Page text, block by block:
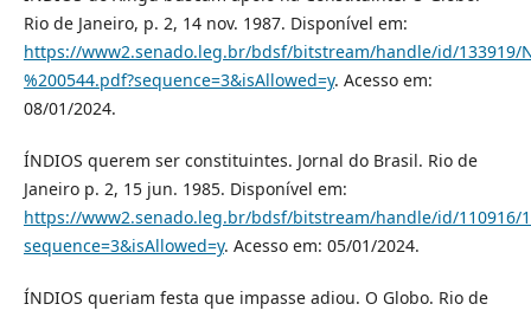
Rio de Janeiro, p. 2, 14 nov. 1987. Disponível em:
https://www2.senado.leg.br/bdsf/bitstream/handle/id/133919/
%200544.pdf?sequence=3&isAllowed=y. Acesso em:
08/01/2024.
ÍNDIOS querem ser constituintes. Jornal do Brasil. Rio de
Janeiro p. 2, 15 jun. 1985. Disponível em:
https://www2.senado.leg.br/bdsf/bitstream/handle/id/110916/
sequence=3&isAllowed=y. Acesso em: 05/01/2024.
ÍNDIOS queriam festa que impasse adiou. O Globo. Rio de